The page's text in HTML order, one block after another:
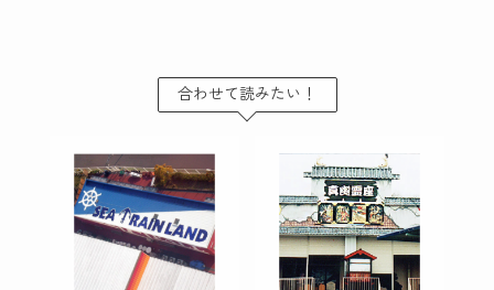
合わせて読みたい！